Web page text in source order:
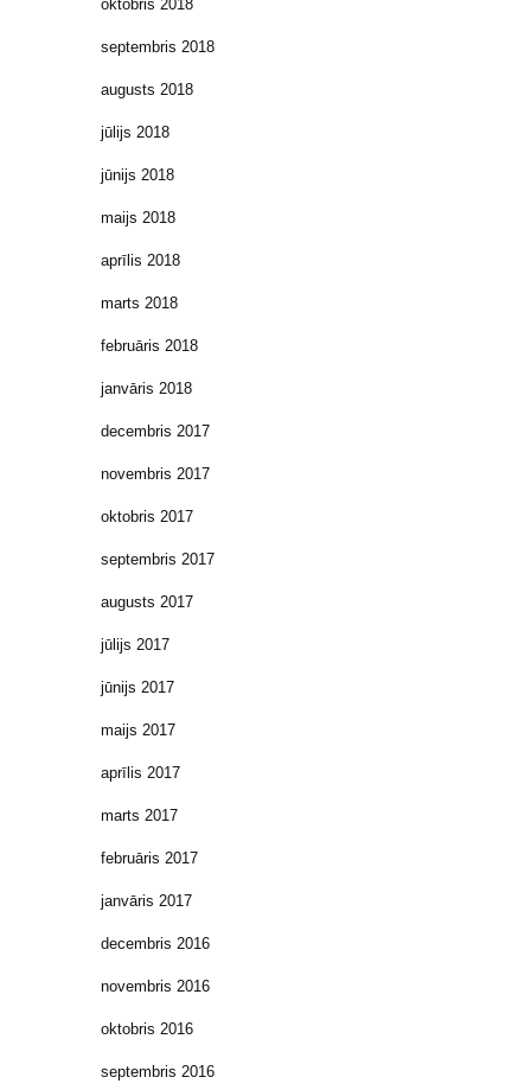
oktobris 2018
septembris 2018
augusts 2018
jūlijs 2018
jūnijs 2018
maijs 2018
aprīlis 2018
marts 2018
februāris 2018
janvāris 2018
decembris 2017
novembris 2017
oktobris 2017
septembris 2017
augusts 2017
jūlijs 2017
jūnijs 2017
maijs 2017
aprīlis 2017
marts 2017
februāris 2017
janvāris 2017
decembris 2016
novembris 2016
oktobris 2016
septembris 2016